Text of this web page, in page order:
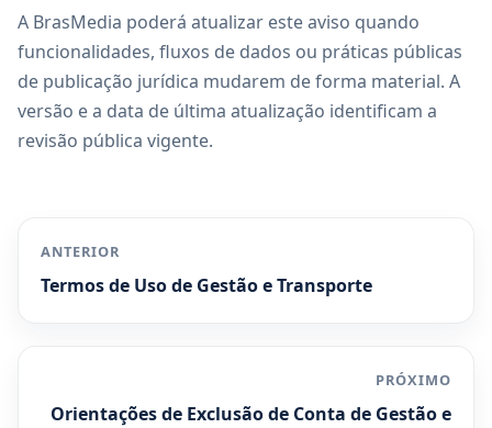
A BrasMedia poderá atualizar este aviso quando
funcionalidades, fluxos de dados ou práticas públicas
de publicação jurídica mudarem de forma material. A
versão e a data de última atualização identificam a
revisão pública vigente.
ANTERIOR
Termos de Uso de Gestão e Transporte
PRÓXIMO
Orientações de Exclusão de Conta de Gestão e